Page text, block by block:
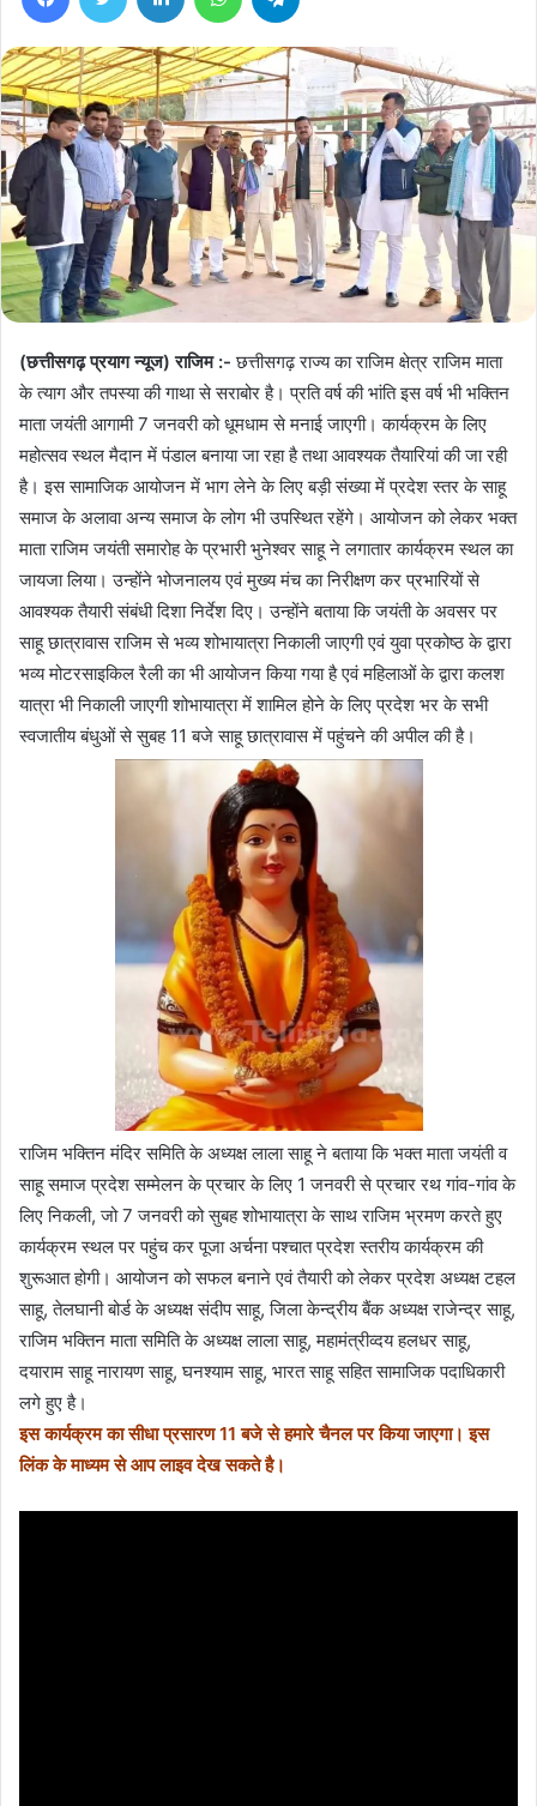
(छत्तीसगढ़ प्रयाग न्यूज) राजिम :- छत्तीसगढ़ राज्य का राजिम क्षेत्र राजिम माता
के त्याग और तपस्या की गाथा से सराबोर है। प्रति वर्ष की भांति इस वर्ष भी भक्तिन
माता जयंती आगामी 7 जनवरी को धूमधाम से मनाई जाएगी। कार्यक्रम के लिए
महोत्सव स्थल मैदान में पंडाल बनाया जा रहा है तथा आवश्यक तैयारियां की जा रही
है। इस सामाजिक आयोजन में भाग लेने के लिए बड़ी संख्या में प्रदेश स्तर के साहू
समाज के अलावा अन्य समाज के लोग भी उपस्थित रहेंगे। आयोजन को लेकर भक्त
माता राजिम जयंती समारोह के प्रभारी भुनेश्वर साहू ने लगातार कार्यक्रम स्थल का
जायजा लिया। उन्होंने भोजनालय एवं मुख्य मंच का निरीक्षण कर प्रभारियों से
आवश्यक तैयारी संबंधी दिशा निर्देश दिए। उन्होंने बताया कि जयंती के अवसर पर
साहू छात्रावास राजिम से भव्य शोभायात्रा निकाली जाएगी एवं युवा प्रकोष्ठ के द्वारा
भव्य मोटरसाइकिल रैली का भी आयोजन किया गया है एवं महिलाओं के द्वारा कलश
यात्रा भी निकाली जाएगी शोभायात्रा में शामिल होने के लिए प्रदेश भर के सभी
स्वजातीय बंधुओं से सुबह 11 बजे साहू छात्रावास में पहुंचने की अपील की है।
राजिम भक्तिन मंदिर समिति के अध्यक्ष लाला साहू ने बताया कि भक्त माता जयंती व
साहू समाज प्रदेश सम्मेलन के प्रचार के लिए 1 जनवरी से प्रचार रथ गांव-गांव के
लिए निकली, जो 7 जनवरी को सुबह शोभायात्रा के साथ राजिम भ्रमण करते हुए
कार्यक्रम स्थल पर पहुंच कर पूजा अर्चना पश्चात प्रदेश स्तरीय कार्यक्रम की
शुरूआत होगी। आयोजन को सफल बनाने एवं तैयारी को लेकर प्रदेश अध्यक्ष टहल
साहू, तेलघानी बोर्ड के अध्यक्ष संदीप साहू, जिला केन्द्रीय बैंक अध्यक्ष राजेन्द्र साहू,
राजिम भक्तिन माता समिति के अध्यक्ष लाला साहू, महामंत्रीव्दय हलधर साहू,
दयाराम साहू नारायण साहू, घनश्याम साहू, भारत साहू सहित सामाजिक पदाधिकारी
लगे हुए है।
इस कार्यक्रम का सीधा प्रसारण 11 बजे से हमारे चैनल पर किया जाएगा। इस
लिंक के माध्यम से आप लाइव देख सकते है।